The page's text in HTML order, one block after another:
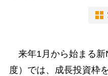
来年1月から始まる新
度）では、成長投資枠